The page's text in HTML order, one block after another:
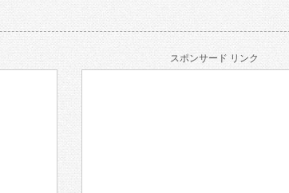
スポンサード リンク